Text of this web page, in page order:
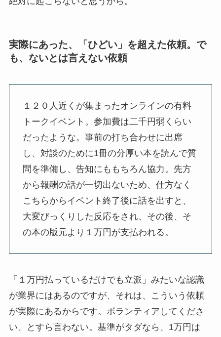
実際にあった、「ひどい」を超えた依頼。で
も、ないとは言えない依頼
１２０人近くが集まったオンラインの有料
トークイベント。参加費は二千円弱くらい
だったような。事前の打ち合わせに出席
し、対談のために1冊の分厚い本を読んで質
問を準備し、告知にももちろん協力。先方
から報酬の話が一切出ないため、仕方なく
こちらからイベント終了後に話を出すと、
大変びっくりした反応をされ、その後、そ
の本の版元より１万円が支払われる。
「１万円払っているだけでも立派」みたいな認識
が業界にはあるのですが、それは、こういう依頼
が実際にあるからです。ボランティアしてくださ
い、とすら言わない。基準がタダなら、1万円は